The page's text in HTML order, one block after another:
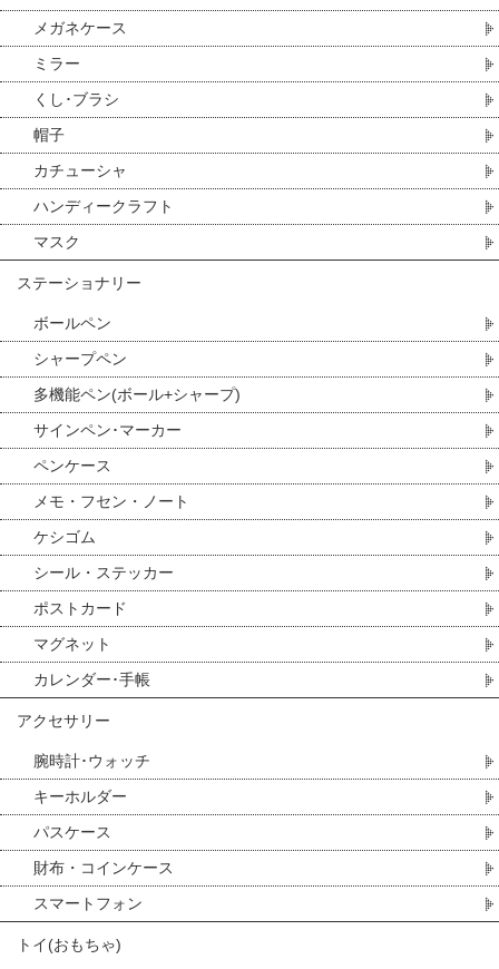
メガネケース
ミラー
くし･ブラシ
帽子
カチューシャ
ハンディークラフト
マスク
ステーショナリー
ボールペン
シャープペン
多機能ペン(ボール+シャープ)
サインペン･マーカー
ペンケース
メモ・フセン・ノート
ケシゴム
シール・ステッカー
ポストカード
マグネット
カレンダー･手帳
アクセサリー
腕時計･ウォッチ
キーホルダー
パスケース
財布・コインケース
スマートフォン
トイ(おもちゃ)